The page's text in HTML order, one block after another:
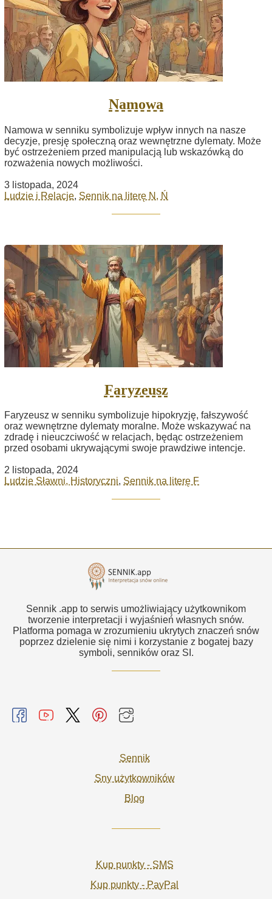
Namowa
Namowa w senniku symbolizuje wpływ innych na nasze
decyzje, presję społeczną oraz wewnętrzne dylematy. Może
być ostrzeżeniem przed manipulacją lub wskazówką do
rozważenia nowych możliwości.
3 listopada, 2024
Ludzie i Relacje, Sennik na literę N, Ń
Faryzeusz
Faryzeusz w senniku symbolizuje hipokryzję, fałszywość
oraz wewnętrzne dylematy moralne. Może wskazywać na
zdradę i nieuczciwość w relacjach, będąc ostrzeżeniem
przed osobami ukrywającymi swoje prawdziwe intencje.
2 listopada, 2024
Ludzie Sławni, Historyczni, Sennik na literę F
Sennik .app to serwis umożliwiający użytkownikom
tworzenie interpretacji i wyjaśnień własnych snów.
Platforma pomaga w zrozumieniu ukrytych znaczeń snów
poprzez dzielenie się nimi i korzystanie z bogatej bazy
symboli, senników oraz SI.
Sennik
Sny użytkowników
Blog
Kup punkty - SMS
Kup punkty - PayPal